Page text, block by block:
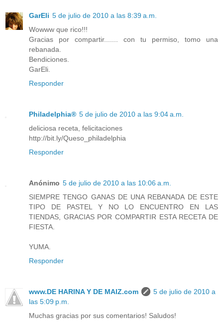
GarEli 5 de julio de 2010 a las 8:39 a.m.
Wowww que rico!!!
Gracias por compartir....... con tu permiso, tomo una
rebanada.
Bendiciones.
GarEli.
Responder
Philadelphia® 5 de julio de 2010 a las 9:04 a.m.
deliciosa receta, felicitaciones
http://bit.ly/Queso_philadelphia
Responder
Anónimo 5 de julio de 2010 a las 10:06 a.m.
SIEMPRE TENGO GANAS DE UNA REBANADA DE ESTE
TIPO DE PASTEL Y NO LO ENCUENTRO EN LAS
TIENDAS, GRACIAS POR COMPARTIR ESTA RECETA DE
FIESTA.
YUMA.
Responder
www.DE HARINA Y DE MAIZ.com
5 de julio de 2010 a
las 5:09 p.m.
Muchas gracias por sus comentarios! Saludos!